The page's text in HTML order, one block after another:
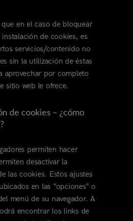
en el caso de bloquear
de cookies, es
servicios/contenido no
sin la utilización de éstas
aprovechar por completo
sitio web le ofrece.
de cookies – ¿cómo
permiten hacer
desactivar la
las cookies. Estos ajustes
en las “opciones” o
menú de su navegador. A
encontrar los links de